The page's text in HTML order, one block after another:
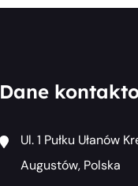
Dane
Ul. 1 Pułku Ułanów
Augustów, Polska